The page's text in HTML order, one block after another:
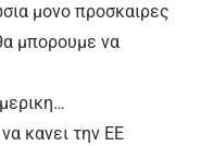
μονο προσκαιρες
μπορουμε να
κανει την ΕΕ